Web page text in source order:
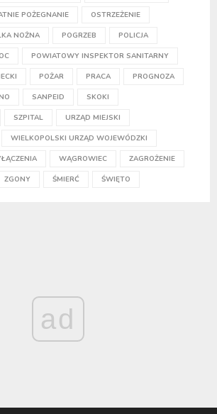
POŻEGNANIE OSTRZEŻENIE
NOŻNA POGRZEB POLICJA
POWIATOWY INSPEKTOR SANITARNY
POŻAR PRACA PROGNOZA
SANPEID SKOKI
SZPITAL URZĄD MIEJSKI
WIELKOPOLSKI URZĄD WOJEWÓDZKI
WĄGROWIEC ZAGROŻENIE
ZGONY ŚMIERĆ ŚWIĘTO
ad